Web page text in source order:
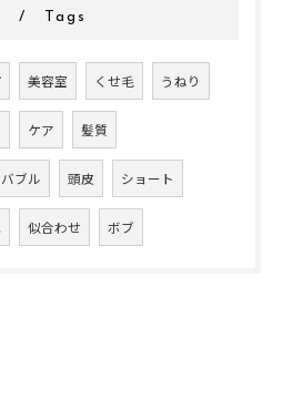
Tags
美容室 くせ毛 うねり
ケア 髪質
ブル 頭皮 ショート
似合わせ ボブ